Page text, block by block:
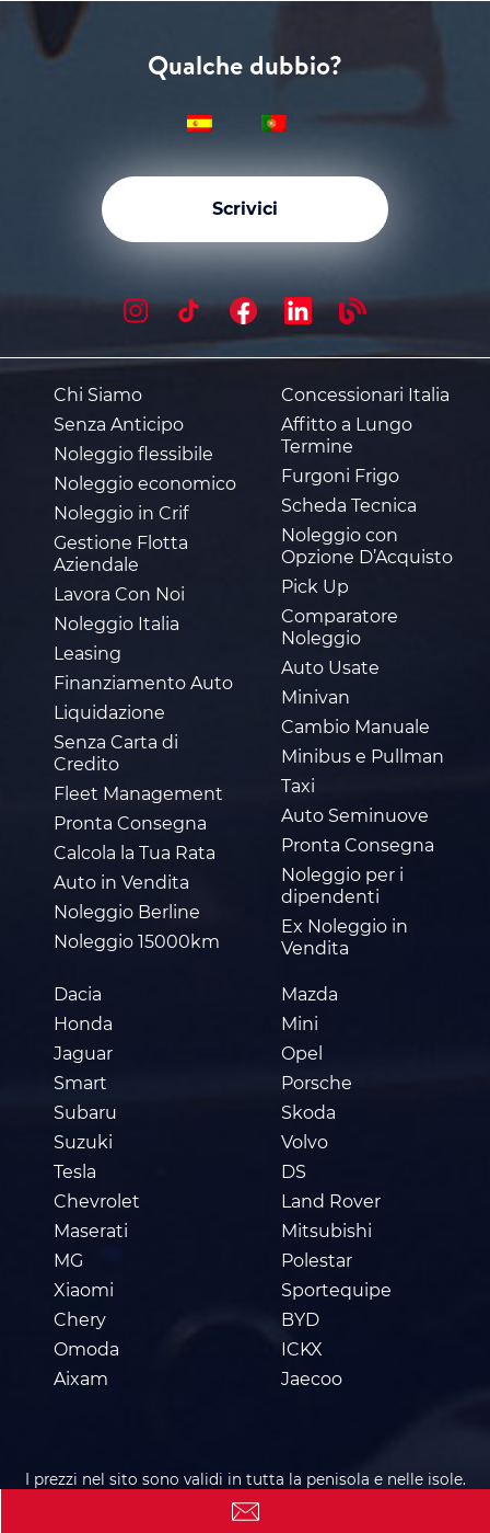
Qualche dubbio?
Scrivici
Chi Siamo
Senza Anticipo
Noleggio flessibile
Noleggio economico
Noleggio in Crif
Gestione Flotta
Aziendale
Lavora Con Noi
Noleggio Italia
Leasing
Finanziamento Auto
Liquidazione
Senza Carta di
Credito
Fleet Management
Pronta Consegna
Calcola la Tua Rata
Auto in Vendita
Noleggio Berline
Noleggio 15000km
Dacia
Honda
Jaguar
Smart
Subaru
Suzuki
Tesla
Chevrolet
Maserati
MG
Xiaomi
Chery
Omoda
Aixam
Mazda
Mini
Opel
Porsche
Skoda
Volvo
DS
Land Rover
Mitsubishi
Polestar
Sportequipe
BYD
ICKX
Jaecoo
Concessionari Italia
Affitto a Lungo
Termine
Furgoni Frigo
Scheda Tecnica
Noleggio con
Opzione D’Acquisto
Pick Up
Comparatore
Noleggio
Auto Usate
Minivan
Cambio Manuale
Minibus e Pullman
Taxi
Auto Seminuove
Pronta Consegna
Noleggio per i
dipendenti
Ex Noleggio in
Vendita
I prezzi nel sito sono validi in tutta la penisola e nelle isole.